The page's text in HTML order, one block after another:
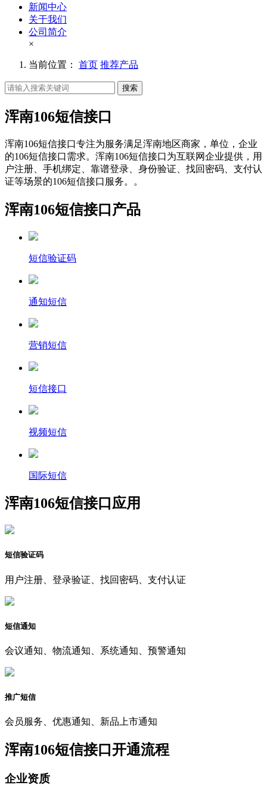
新闻中心
关于我们
公司简介
×
当前位置： 首页 推荐产品
搜索
浑南106短信接口
浑南106短信接口专注为服务满足浑南地区商家，单位，企业
的106短信接口需求。浑南106短信接口为互联网企业提供，用
户注册、手机绑定、靠谱登录、身份验证、找回密码、支付认
证等场景的106短信接口服务。。
浑南106短信接口产品
短信验证码
通知短信
营销短信
短信接口
视频短信
国际短信
浑南106短信接口应用
短信验证码
用户注册、登录验证、找回密码、支付认证
短信通知
会议通知、物流通知、系统通知、预警通知
推广短信
会员服务、优惠通知、新品上市通知
浑南106短信接口开通流程
企业资质